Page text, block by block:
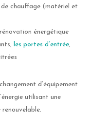
chauffage (matériel et
énergétique
les portes d’entrée,
d’équipement
utilisant une
renouvelable.